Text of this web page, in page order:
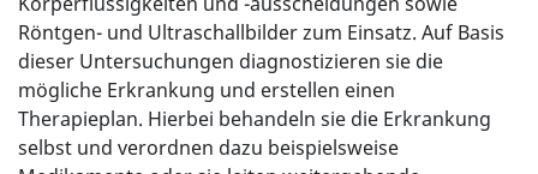
Röntgen- und Ultraschallbilder zum Einsatz. Auf Basis
dieser Untersuchungen diagnostizieren sie die
mögliche Erkrankung und erstellen einen
Therapieplan. Hierbei behandeln sie die Erkrankung
selbst und verordnen dazu beispielsweise